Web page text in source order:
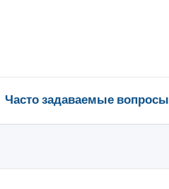
Часто задаваемые вопросы